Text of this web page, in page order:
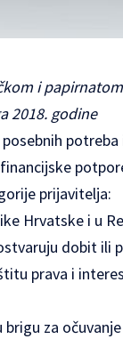
i
2018. godine
prijavitelja:
Hrvatske i u
dobit ili
prava i
za